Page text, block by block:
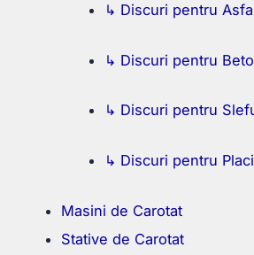
↳ Discuri pentru
↳ Discuri pentru
↳ Discuri pentru
↳ Discuri pentru
Masini de Carotat
Stative de Carotat